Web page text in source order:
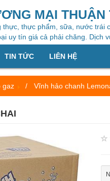
MẠI THUẬN
thực phẩm, sữa, nước trái
uy tín giá cả phải chăng. Dịch
TIN TỨC LIÊN HỆ
gaz Vĩnh hảo chanh